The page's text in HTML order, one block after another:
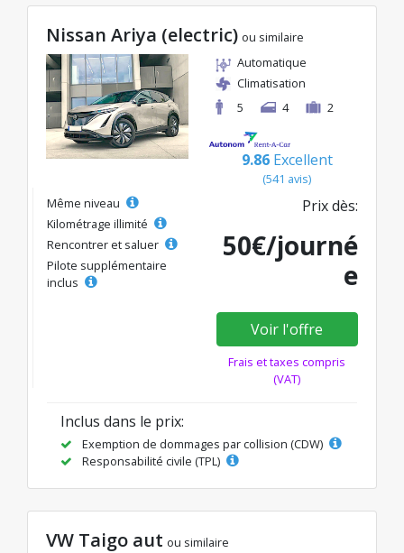
Nissan Ariya (electric) ou similaire
Automatique
Climatisation
5
4 2
9.86 Excellent
(541 avis)
Même niveau
Kilométrage illimité
Rencontrer et saluer
Pilote supplémentaire
inclus
Prix dès:
50€/journé
e
Voir l'offre
Frais et taxes compris
(VAT)
Inclus dans le prix:
Exemption de dommages par collision (CDW)
Responsabilité civile (TPL)
VW Taigo aut ou similaire